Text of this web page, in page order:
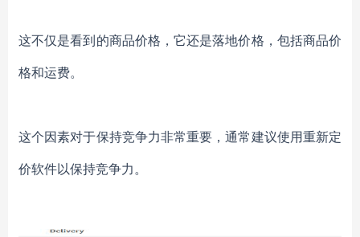
这不仅是看到的商品价格，它还是落地价格，包括商品价
格和运费。
这个因素对于保持竞争力非常重要，通常建议使用重新定
价软件以保持竞争力。